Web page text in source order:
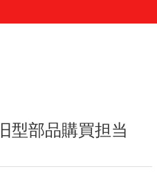
型部品購買担当